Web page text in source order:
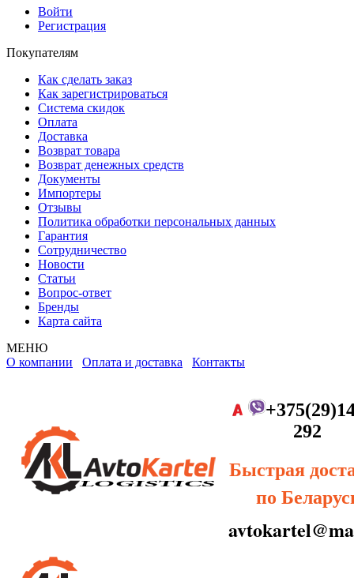
Войти
Регистрация
Покупателям
Как сделать заказ
Как зарегистрироваться
Система скидок
Оплата
Доставка
Возврат товара
Возврат денежных средств
Документы
Импортеры
Отзывы
Политика обработки персональных данных
Гарантия
Сотрудничество
Новости
Статьи
Вопрос-ответ
Бренды
Карта сайта
МЕНЮ
О компании Оплата и доставка Контакты
292
Быстрая
по